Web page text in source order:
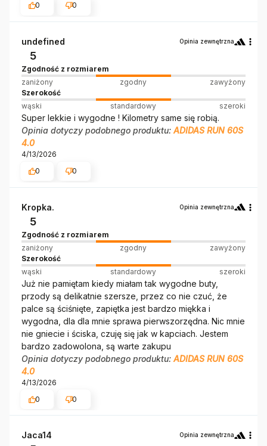
0
0
undefined Opinia zewnętrzna
5
Zgodność z rozmiarem
zaniżony
zgodny
zawyżony
Szerokość
wąski
standardowy szeroki
Super lekkie i wygodne ! Kilometry same się robią.
Opinia dotyczy podobnego produktu: ADIDAS RUN 60S
4.0
4/13/2026
0
0
Kropka. Opinia zewnętrzna
5
Zgodność z rozmiarem
zaniżony
zgodny
zawyżony
Szerokość
wąski
standardowy szeroki
Już nie pamiętam kiedy miałam tak wygodne buty,
przody są delikatnie szersze, przez co nie czuć, że
palce są ściśnięte, zapiętka jest bardzo miękka i
wygodna, dla dla mnie sprawa pierwszorzędna. Nic mnie
nie gniecie i ściska, czuję się jak w kapciach. Jestem
bardzo zadowolona, są warte zakupu
Opinia dotyczy podobnego produktu: ADIDAS RUN 60S
4.0
4/13/2026
0
0
Jaca14 Opinia zewnętrzna